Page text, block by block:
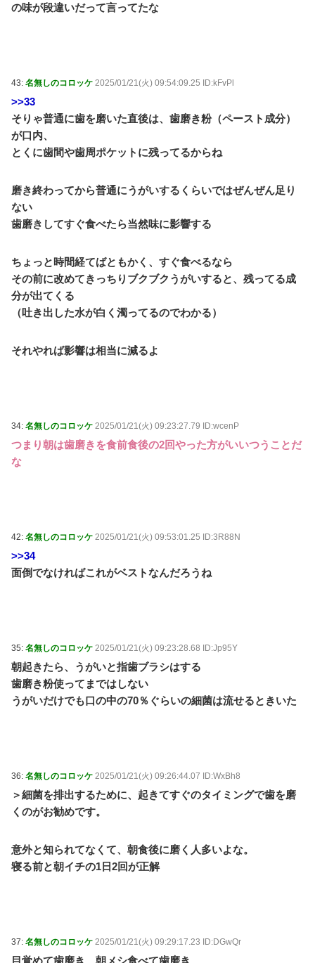
の味が段違いだって言ってたな
43: 名無しのコロッケ 2025/01/21(火) 09:54:09.25 ID:kFvPl
>>33
そりゃ普通に歯を磨いた直後は、歯磨き粉（ペースト成分）
が口内、
とくに歯間や歯周ポケットに残ってるからね
磨き終わってから普通にうがいするくらいではぜんぜん足り
ない
歯磨きしてすぐ食べたら当然味に影響する
ちょっと時間経てばともかく、すぐ食べるなら
その前に改めてきっちりブクブクうがいすると、残ってる成
分が出てくる
（吐き出した水が白く濁ってるのでわかる）
それやれば影響は相当に減るよ
34: 名無しのコロッケ 2025/01/21(火) 09:23:27.79 ID:wcenP
つまり朝は歯磨きを食前食後の2回やった方がいいつうことだ
な
42: 名無しのコロッケ 2025/01/21(火) 09:53:01.25 ID:3R88N
>>34
面倒でなければこれがベストなんだろうね
35: 名無しのコロッケ 2025/01/21(火) 09:23:28.68 ID:Jp95Y
朝起きたら、うがいと指歯ブラシはする
歯磨き粉使ってまではしない
うがいだけでも口の中の70％ぐらいの細菌は流せるときいた
36: 名無しのコロッケ 2025/01/21(火) 09:26:44.07 ID:WxBh8
＞細菌を排出するために、起きてすぐのタイミングで歯を磨
くのがお勧めです。
意外と知られてなくて、朝食後に磨く人多いよな。
寝る前と朝イチの1日2回が正解
37: 名無しのコロッケ 2025/01/21(火) 09:29:17.23 ID:DGwQr
目覚めて歯磨き 朝メシ食べて歯磨き